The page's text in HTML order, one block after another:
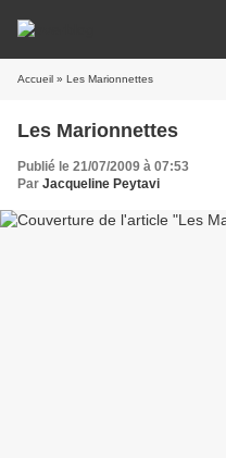
Accueil » Les Marionnettes
Les Marionnettes
Publié le 21/07/2009 à 07:53
Par Jacqueline Peytavi